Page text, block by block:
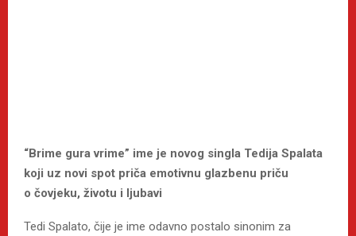
“Brime gura vrime” ime je novog singla Tedija Spalata
koji uz novi spot priča emotivnu glazbenu priču
o čovjeku, životu i ljubavi
Tedi Spalato, čije je ime odavno postalo sinonim za